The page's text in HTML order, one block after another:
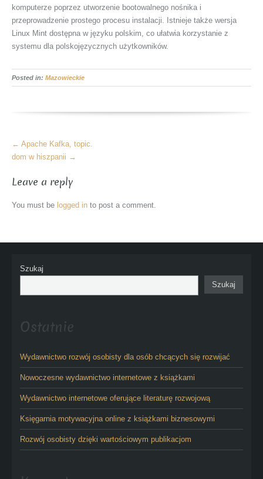
komputerze poprzez utworzenie bootowalnego nośnika i
przeprowadzenie prostego procesu instalacji. Istnieje także wersja
Linux Mint dostępna w języku polskim, co ułatwia korzystanie z
systemu dla polskojęzycznych użytkowników.
Posted in: Mazowieckie
More
Articles
← Apache Kafka, topic.
dom w hiszpanii →
Leave a reply
You must be logged in to post a comment.
Szukaj
Szukaj
Ostatnie
Wydawnictwo rozwój osobisty dla osób chcących się rozwijać
Nowoczesne wydawnictwo internetowe z książkami
Wydawnictwo internetowe oferujące literaturę rozwojową
Księgarnia motywacyjna online z książkami biznesowymi
Rozwój osobisty dzięki wartościowym publikacjom